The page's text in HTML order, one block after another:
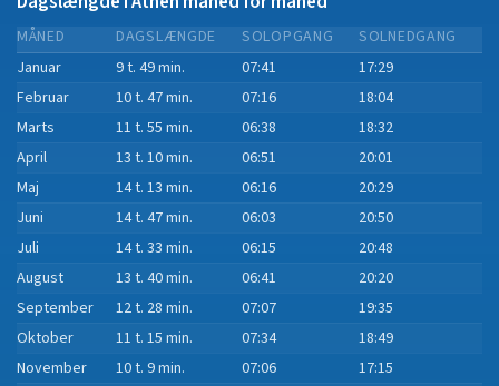
MÅNED DAGSLÆNGDE SOLOPGANG
SOLNEDGANG
Januar
9 t. 49 min. 07:41
17:29
Februar
10 t. 47 min. 07:16
18:04
Marts
11 t. 55 min. 06:38
18:32
April
13 t. 10 min. 06:51
20:01
Maj
14 t. 13 min. 06:16
20:29
Juni
14 t. 47 min. 06:03
20:50
Juli
14 t. 33 min. 06:15
20:48
August
13 t. 40 min. 06:41
20:20
September
12 t. 28 min. 07:07
19:35
Oktober
11 t. 15 min. 07:34
18:49
November
10 t. 9 min. 07:06
17:15